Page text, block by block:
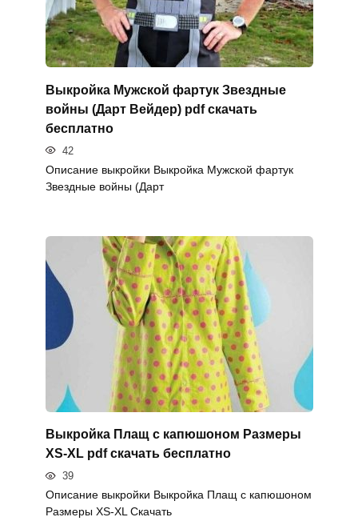
Выкройка Мужской фартук Звездные
войны (Дарт Вейдер) pdf скачать
бесплатно
42
Описание выкройки Выкройка Мужской фартук
Звездные войны (Дарт
Выкройка Плащ с капюшоном Размеры
XS-XL pdf скачать бесплатно
39
Описание выкройки Выкройка Плащ с капюшоном
Размеры XS-XL Скачать